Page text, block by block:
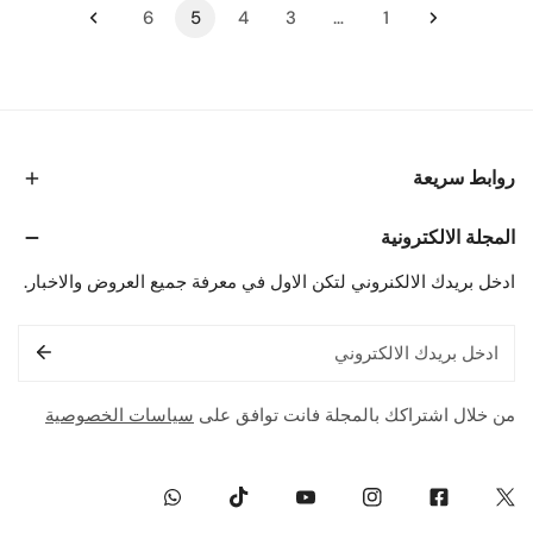
1
…
3
4
5
6
روابط سريعة
المجلة الالكترونية
ادخل بريدك الالكنروني لتكن الاول في معرفة جميع العروض والاخبار.
الإلكتروني
من خلال اشتراكك بالمجلة فانت توافق على سياسات الخصوصية
Twitter
Facebook
Instagram
Tiktok